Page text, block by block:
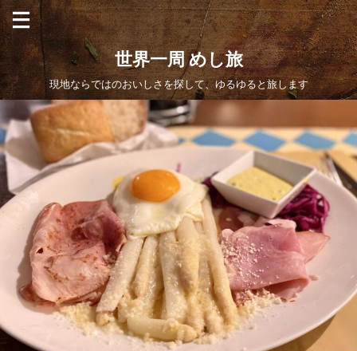
世界一周 めし旅
現地ならではのおいしさを探して、ゆるゆると旅します